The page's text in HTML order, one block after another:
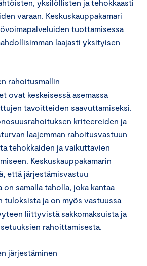
yksilöllisten ja tehokkaasti
varaan. Keskuskauppakamari
tuottamisessa
laajasti yksityisen
rahoitusmallin
ovat keskeisessä asemassa
tavoitteiden saavuttamiseksi.
kriteereiden ja
laajemman rahoitusvastuun
tehokkaiden ja vaikuttavien
Keskuskauppakamarin
että järjestämisvastuu
samalla taholla, joka kantaa
tuloksista ja on myös vastuussa
liittyvistä sakkomaksuista ja
rahoittamisesta.
järjestäminen